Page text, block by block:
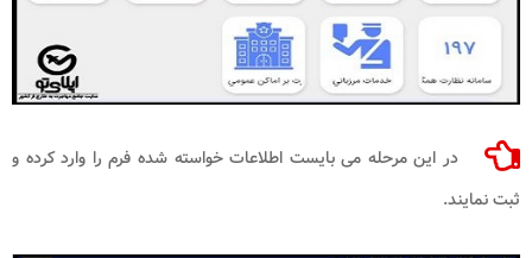
در این مرحله می بایست اطلاعات خواسته شده فرم را وارد کرده و
ثبت نمایند.